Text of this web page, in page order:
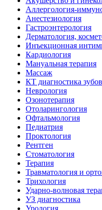
Аллергология-
Анестезиология
Гастроэнтерология
Дерматология,
Инъекционная
Кардиология
Мануальная терапия
Массаж
КТ диагностика зубов
Неврология
Озонотерапия
Отоларингология
Офтальмология
Педиатрия
Проктология
Рентген
Стоматология
Терапия
Травматология и
Трихология
Ударно-волновая
УЗ диагностика
Урология